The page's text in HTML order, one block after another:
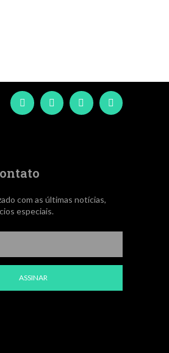
com as últimas notícias,
especiais.
ASSINAR